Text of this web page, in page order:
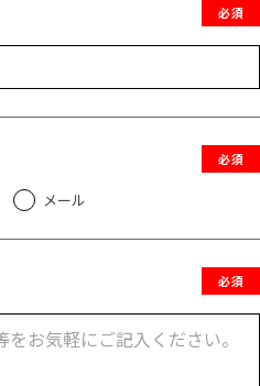
必須
必須
メール
必須